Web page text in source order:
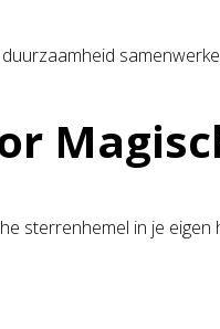
sterrenhemel in je eigen